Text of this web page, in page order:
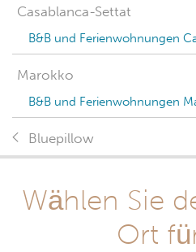
Casablanca-Settat
B&B und Ferienwohnungen
Marokko
B&B und Ferienwohnungen
Bluepillow
Wählen Sie
Ort